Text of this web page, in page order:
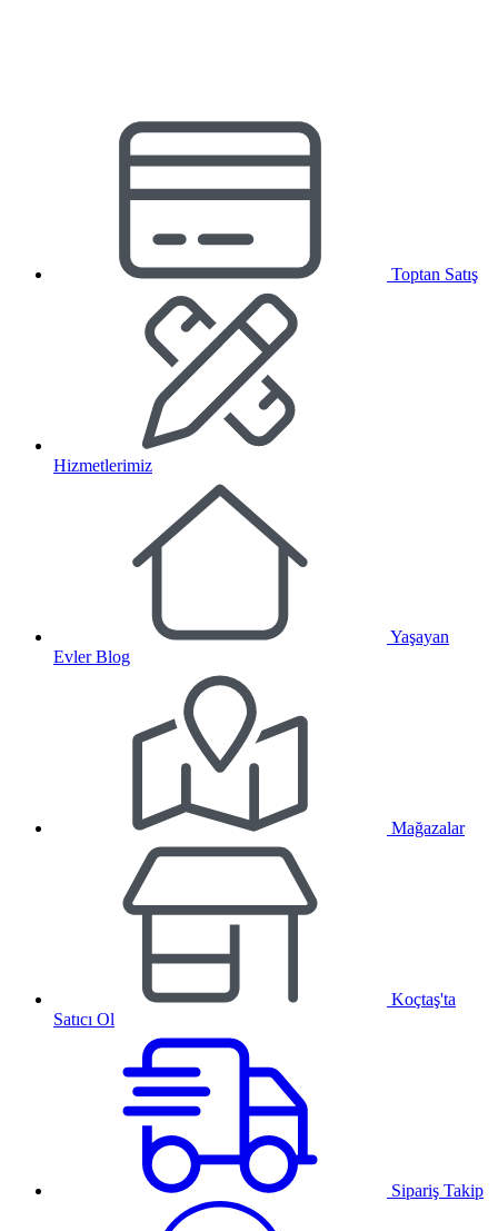
Toptan Satış
Hizmetlerimiz
Yaşayan
Evler Blog
Mağazalar
Koçtaş'ta
Satıcı Ol
Sipariş Takip